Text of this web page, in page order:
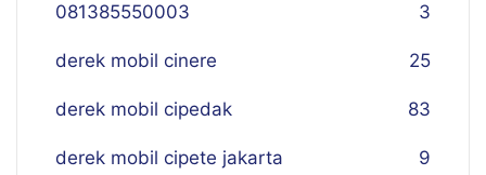
081385550003 3
derek mobil cinere 25
derek mobil cipedak 83
derek mobil cipete jakarta 9